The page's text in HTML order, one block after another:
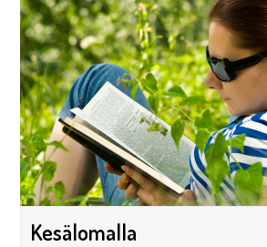
Kesälomalla